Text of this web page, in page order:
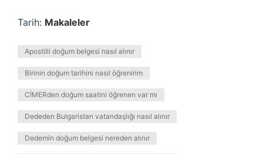
Tarih: Makaleler
Apostilli doğum belgesi nasıl alınır
Birinin doğum tarihini nasıl öğrenirim
CİMERden doğum saatini öğrenen var mı
Dededen Bulgaristan vatandaşlığı nasıl alınır
Dedemin doğum belgesi nereden alınır